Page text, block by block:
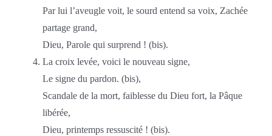
Par lui l’aveugle voit, le sourd entend sa voix, Zachée
partage grand,
Dieu, Parole qui surprend ! (bis).
La croix levée, voici le nouveau signe,
Le signe du pardon. (bis),
Scandale de la mort, faiblesse du Dieu fort, la Pâque
libérée,
Dieu, printemps ressuscité ! (bis).